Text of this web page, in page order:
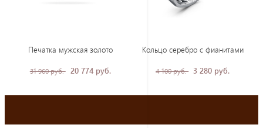
Печатка мужская золото
31 960 руб. 20 774 руб.
Кольцо серебро с фианитами
4 100 руб. 3 280 руб.